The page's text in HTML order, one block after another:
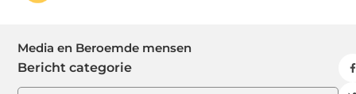
Media en Beroemde mensen
Bericht categorie